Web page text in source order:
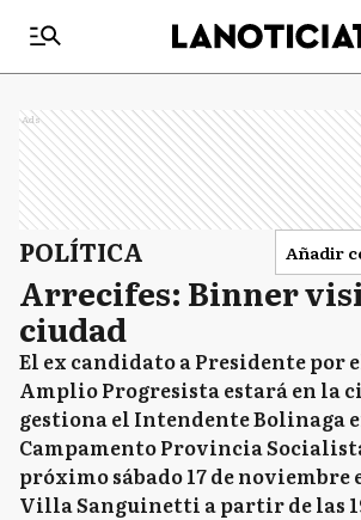
Ads
POLÍTICA Añadir
Arrecifes: Binner
ciudad
El ex candidato a Presidente por
Amplio Progresista estará en la
gestiona el Intendente Bolinaga
Campamento Provincia
próximo sábado 17 de noviembre
Villa Sanguinetti a partir de las